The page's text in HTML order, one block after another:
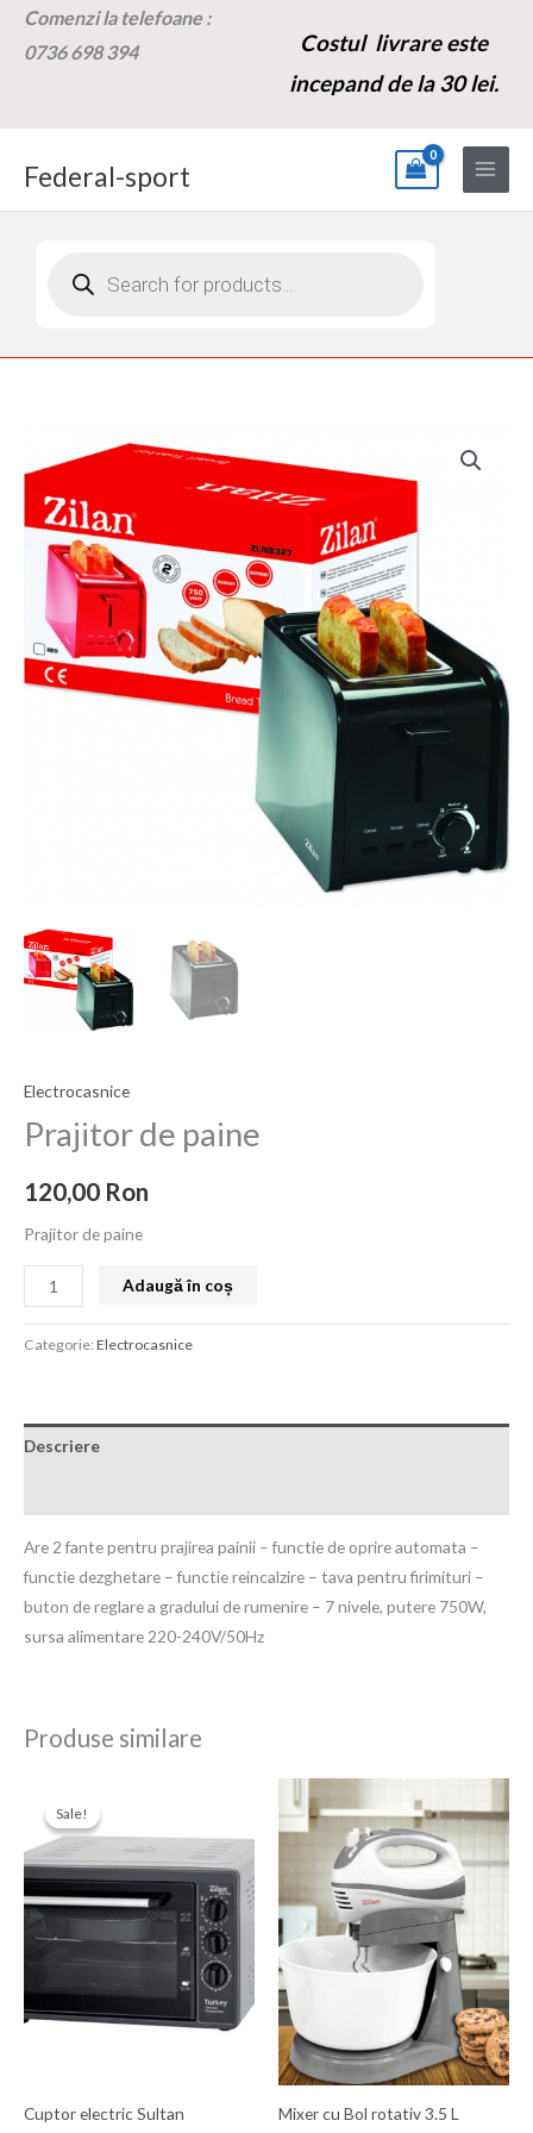
SkipComenzi la telefoane :
0736 698 394
Costul livrare este
incepand de la 30 lei.
Federal-sport
Electrocasnice
Prajitor de paine
120,00 Ron
Prajitor de paine
Prajitor
paine
Adaugă în coș
Categorie:Electrocasnice
Descriere
Are 2 fante pentru prajirea painii – functie de oprire automata –
functie dezghetare – functie reincalzire – tava pentru firimituri –
buton de reglare a gradului de rumenire – 7 nivele, putere 750W,
sursa alimentare 220-240V/50Hz
Produse similare
Sale!
Sale!
Cuptor electric Sultan
a
fost:
350,00 Ron.
298,00 Ron.
Mixer cu Bol rotativ 3.5 L